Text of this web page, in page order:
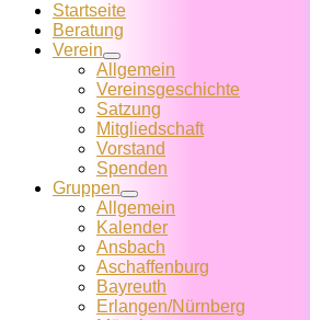
Startseite
Beratung
Verein
Allgemein
Vereins­geschichte
Satzung
Mitglied­schaft
Vorstand
Spenden
Gruppen
Allgemein
Kalender
Ansbach
Aschaffenburg
Bayreuth
Erlangen/Nürnberg